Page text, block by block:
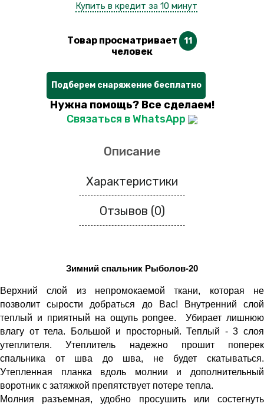
Купить в кредит за 10 минут
Товар просматривает 11
человек
Подберем снаряжение бесплатно
Нужна помощь? Все сделаем!
Связаться в WhatsApp
Описание
Характеристики
Отзывов (0)
Зимний спальник Рыболов-20
Верхний слой из непромокаемой ткани, которая не
позволит сырости добраться до Вас! Внутренний слой
теплый и приятный на ощупь pongee. Убирает лишнюю
влагу от тела. Большой и просторный. Теплый - 3 слоя
утеплителя. Утеплитель надежно прошит поперек
спальника от шва до шва, не будет скатываться.
Утепленная планка вдоль молнии и дополнительный
воротник с затяжкой препятствует потере тепла.
Молния разъемная, удобно просушить или состегнуть